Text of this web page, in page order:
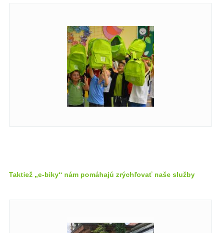
Taktiež „e-biky“ nám pomáhajú zrýchľovať naše služby